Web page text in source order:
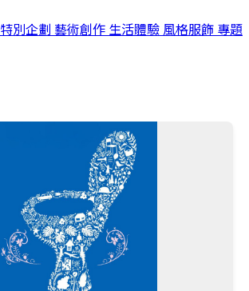
特別企劃 藝術創作 生活體驗 風格服飾 專題